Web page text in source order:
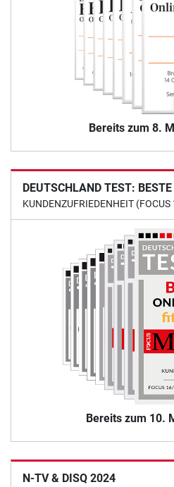
Bereits zum 8.
DEUTSCHLAND TEST:
KUNDENZUFRIEDENHEIT
Bereits zum 10.
N-TV & DISQ 2024